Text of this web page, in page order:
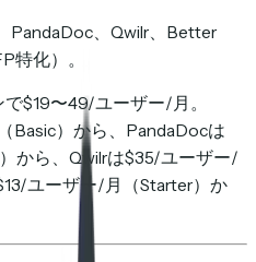
PandaDoc、Qwilr、Better
特化）。
$19〜49/ユーザー/月。
Basic）から、PandaDocは
から、Qwilrは$35/ユーザー/
ユーザー/月（Starter）か